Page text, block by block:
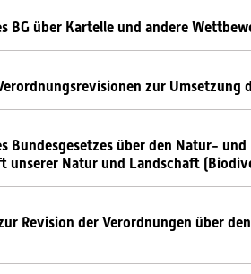
BG über Kartelle und andere
zur Umsetzung
Bundesgesetzes über den Natur-
unserer Natur und Landschaft
Revision der Verordnungen über